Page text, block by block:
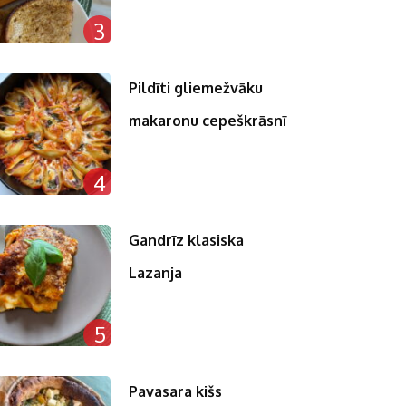
3
4
Pildīti gliemežvāku
makaronu cepeškrāsnī
5
Gandrīz klasiska
Lazanja
Pavasara kišs